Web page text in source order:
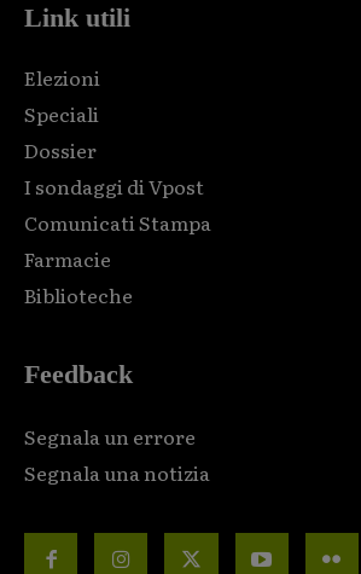
Link utili
Elezioni
Speciali
Dossier
I sondaggi di Vpost
Comunicati Stampa
Farmacie
Biblioteche
Feedback
Segnala un errore
Segnala una notizia